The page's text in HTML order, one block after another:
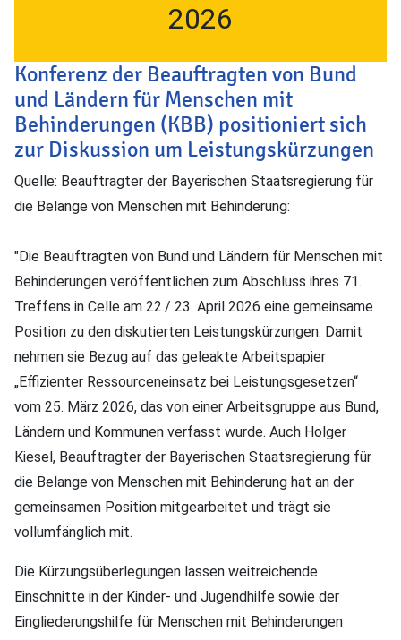
2026
Konferenz der Beauftragten von Bund
und Ländern für Menschen mit
Behinderungen (KBB) positioniert sich
zur Diskussion um Leistungskürzungen
Quelle: Beauftragter der Bayerischen Staatsregierung für
die Belange von Menschen mit Behinderung:
"Die Beauftragten von Bund und Ländern für Menschen mit
Behinderungen veröffentlichen zum Abschluss ihres 71.
Treffens in Celle am 22./ 23. April 2026 eine gemeinsame
Position zu den diskutierten Leistungskürzungen. Damit
nehmen sie Bezug auf das geleakte Arbeitspapier
„Effizienter Ressourceneinsatz bei Leistungsgesetzen“
vom 25. März 2026, das von einer Arbeitsgruppe aus Bund,
Ländern und Kommunen verfasst wurde. Auch Holger
Kiesel, Beauftragter der Bayerischen Staatsregierung für
die Belange von Menschen mit Behinderung hat an der
gemeinsamen Position mitgearbeitet und trägt sie
vollumfänglich mit.
Die Kürzungsüberlegungen lassen weitreichende
Einschnitte in der Kinder- und Jugendhilfe sowie der
Eingliederungshilfe für Menschen mit Behinderungen